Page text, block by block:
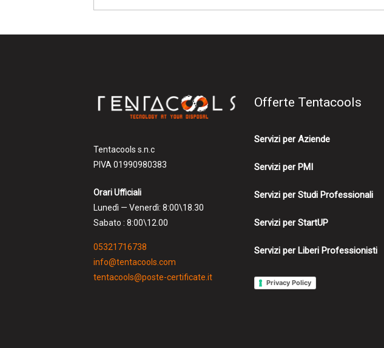
Tentacools s.n.c
PIVA 01990980383
Orari Ufficiali
Lunedì — Venerdì: 8:00\18.30
Sabato : 8:00\12.00
05321716738
info@tentacools.com
tentacools@poste-certificate.it
Offerte Tentacools
Servizi per Aziende
Servizi per PMI
Servizi per Studi Professionali
Servizi per StartUP
Servizi per Liberi Professionisti
Privacy Policy